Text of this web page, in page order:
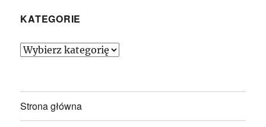
KATEGORIE
Kategorie
Strona główna